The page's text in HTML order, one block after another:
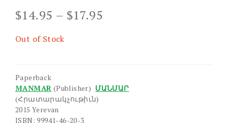
$14.95 – $17.95
Out of Stock
Paperback
MANMAR (Publisher) ՄԱՆՄԱՐ
(Հրատարակչութիւն)
2015 Yerevan
ISBN: 99941-46-20-3